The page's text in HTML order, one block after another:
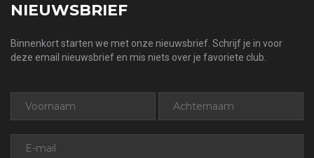
NIEUWSBRIEF
Binnenkort starten we met onze nieuwsbrief. Schrijf je in voor
deze email nieuwsbrief en mis niets over je favoriete club.